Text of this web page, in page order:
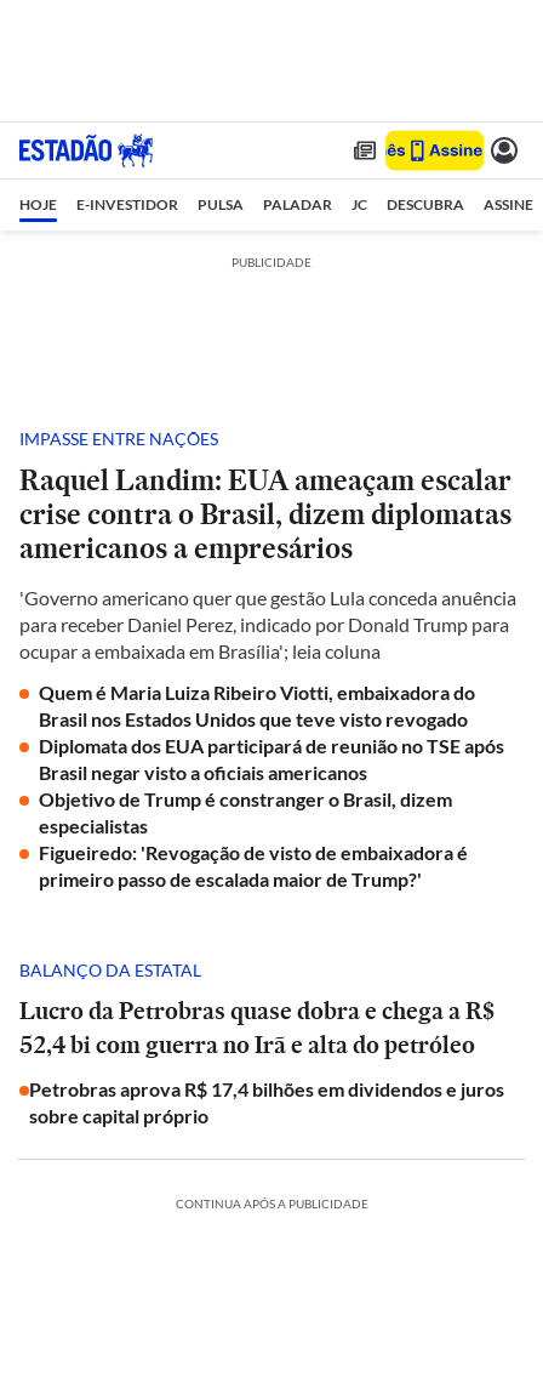
HOJE E-INVESTIDOR PULSA PALADAR JC DESCUBRA ASSINE
PUBLICIDADE
IMPASSE ENTRE NAÇÕES
Raquel Landim: EUA ameaçam escalar
crise contra o Brasil, dizem diplomatas
americanos a empresários
'Governo americano quer que gestão Lula conceda anuência
para receber Daniel Perez, indicado por Donald Trump para
ocupar a embaixada em Brasília'; leia coluna
Quem é Maria Luiza Ribeiro Viotti, embaixadora do
Brasil nos Estados Unidos que teve visto revogado
Diplomata dos EUA participará de reunião no TSE após
Brasil negar visto a oficiais americanos
Objetivo de Trump é constranger o Brasil, dizem
especialistas
Figueiredo: 'Revogação de visto de embaixadora é
primeiro passo de escalada maior de Trump?'
BALANÇO DA ESTATAL
Lucro da Petrobras quase dobra e chega a R$
52,4 bi com guerra no Irã e alta do petróleo
Petrobras aprova R$ 17,4 bilhões em dividendos e juros
sobre capital próprio
CONTINUA APÓS A PUBLICIDADE